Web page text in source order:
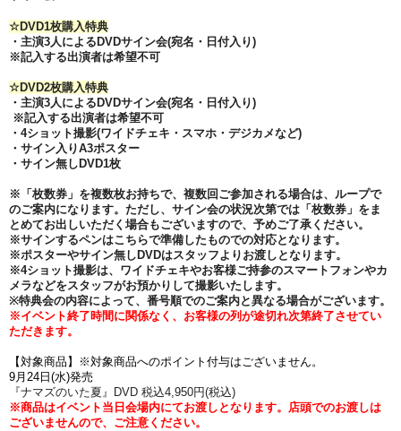
☆DVD1枚購入特典
・ 主演3人によるDVDサイン会(宛名・日付入り)
※記入する出演者は希望不可
☆DVD2枚購入特典
・主演3人によるDVDサイン会(宛名・日付入り)
※記入する出演者は希望不可
・4ショット撮影(ワイドチェキ・スマホ・デジカメなど)
・サイン入りA3ポスター
・サイン無しDVD1枚
※「枚数券」を複数枚お持ちで、複数回ご参加される場合は、ループで
のご案内になります。ただし、サイン会の状況次第では「 枚数券 」をま
とめてお出しいただく場合もございますので、予めご了承ください。
※サインするペンはこちらで準備したものでの対応となります。
※ポスターやサイン無しDVDはスタッフよりお渡しとなります。
※4ショット撮影は、ワイドチェキやお客様ご持参のスマートフォンやカ
メラなどをスタッフがお預かりして撮影いたします。
※特典会の内容によって、番号順でのご案内と異なる場合がございます。
※イベント終了時間に関係なく、お客様の列が途切れ次第終了させてい
ただきます。
【対象商品】
※対象商品へのポイント付与はございません。
9月24日(水)発売
『ナマズのいた夏』DVD 税込4,950円(税込)
※商品はイベント当日会場内にてお渡しとなります。 店頭でのお渡しは
ございませんので、ご注意ください。